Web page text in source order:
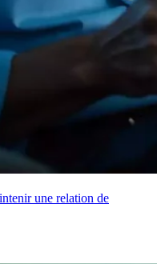
une relation de